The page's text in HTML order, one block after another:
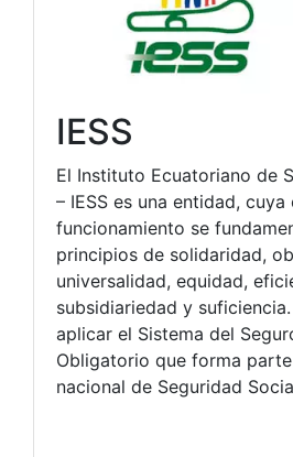
IESS
El Instituto Ecuatoriano de
– IESS es una entidad,
funcionamiento se
principios de solidaridad,
universalidad, equidad,
subsidiariedad y
aplicar el Sistema del
Obligatorio que forma
nacional de Seguridad